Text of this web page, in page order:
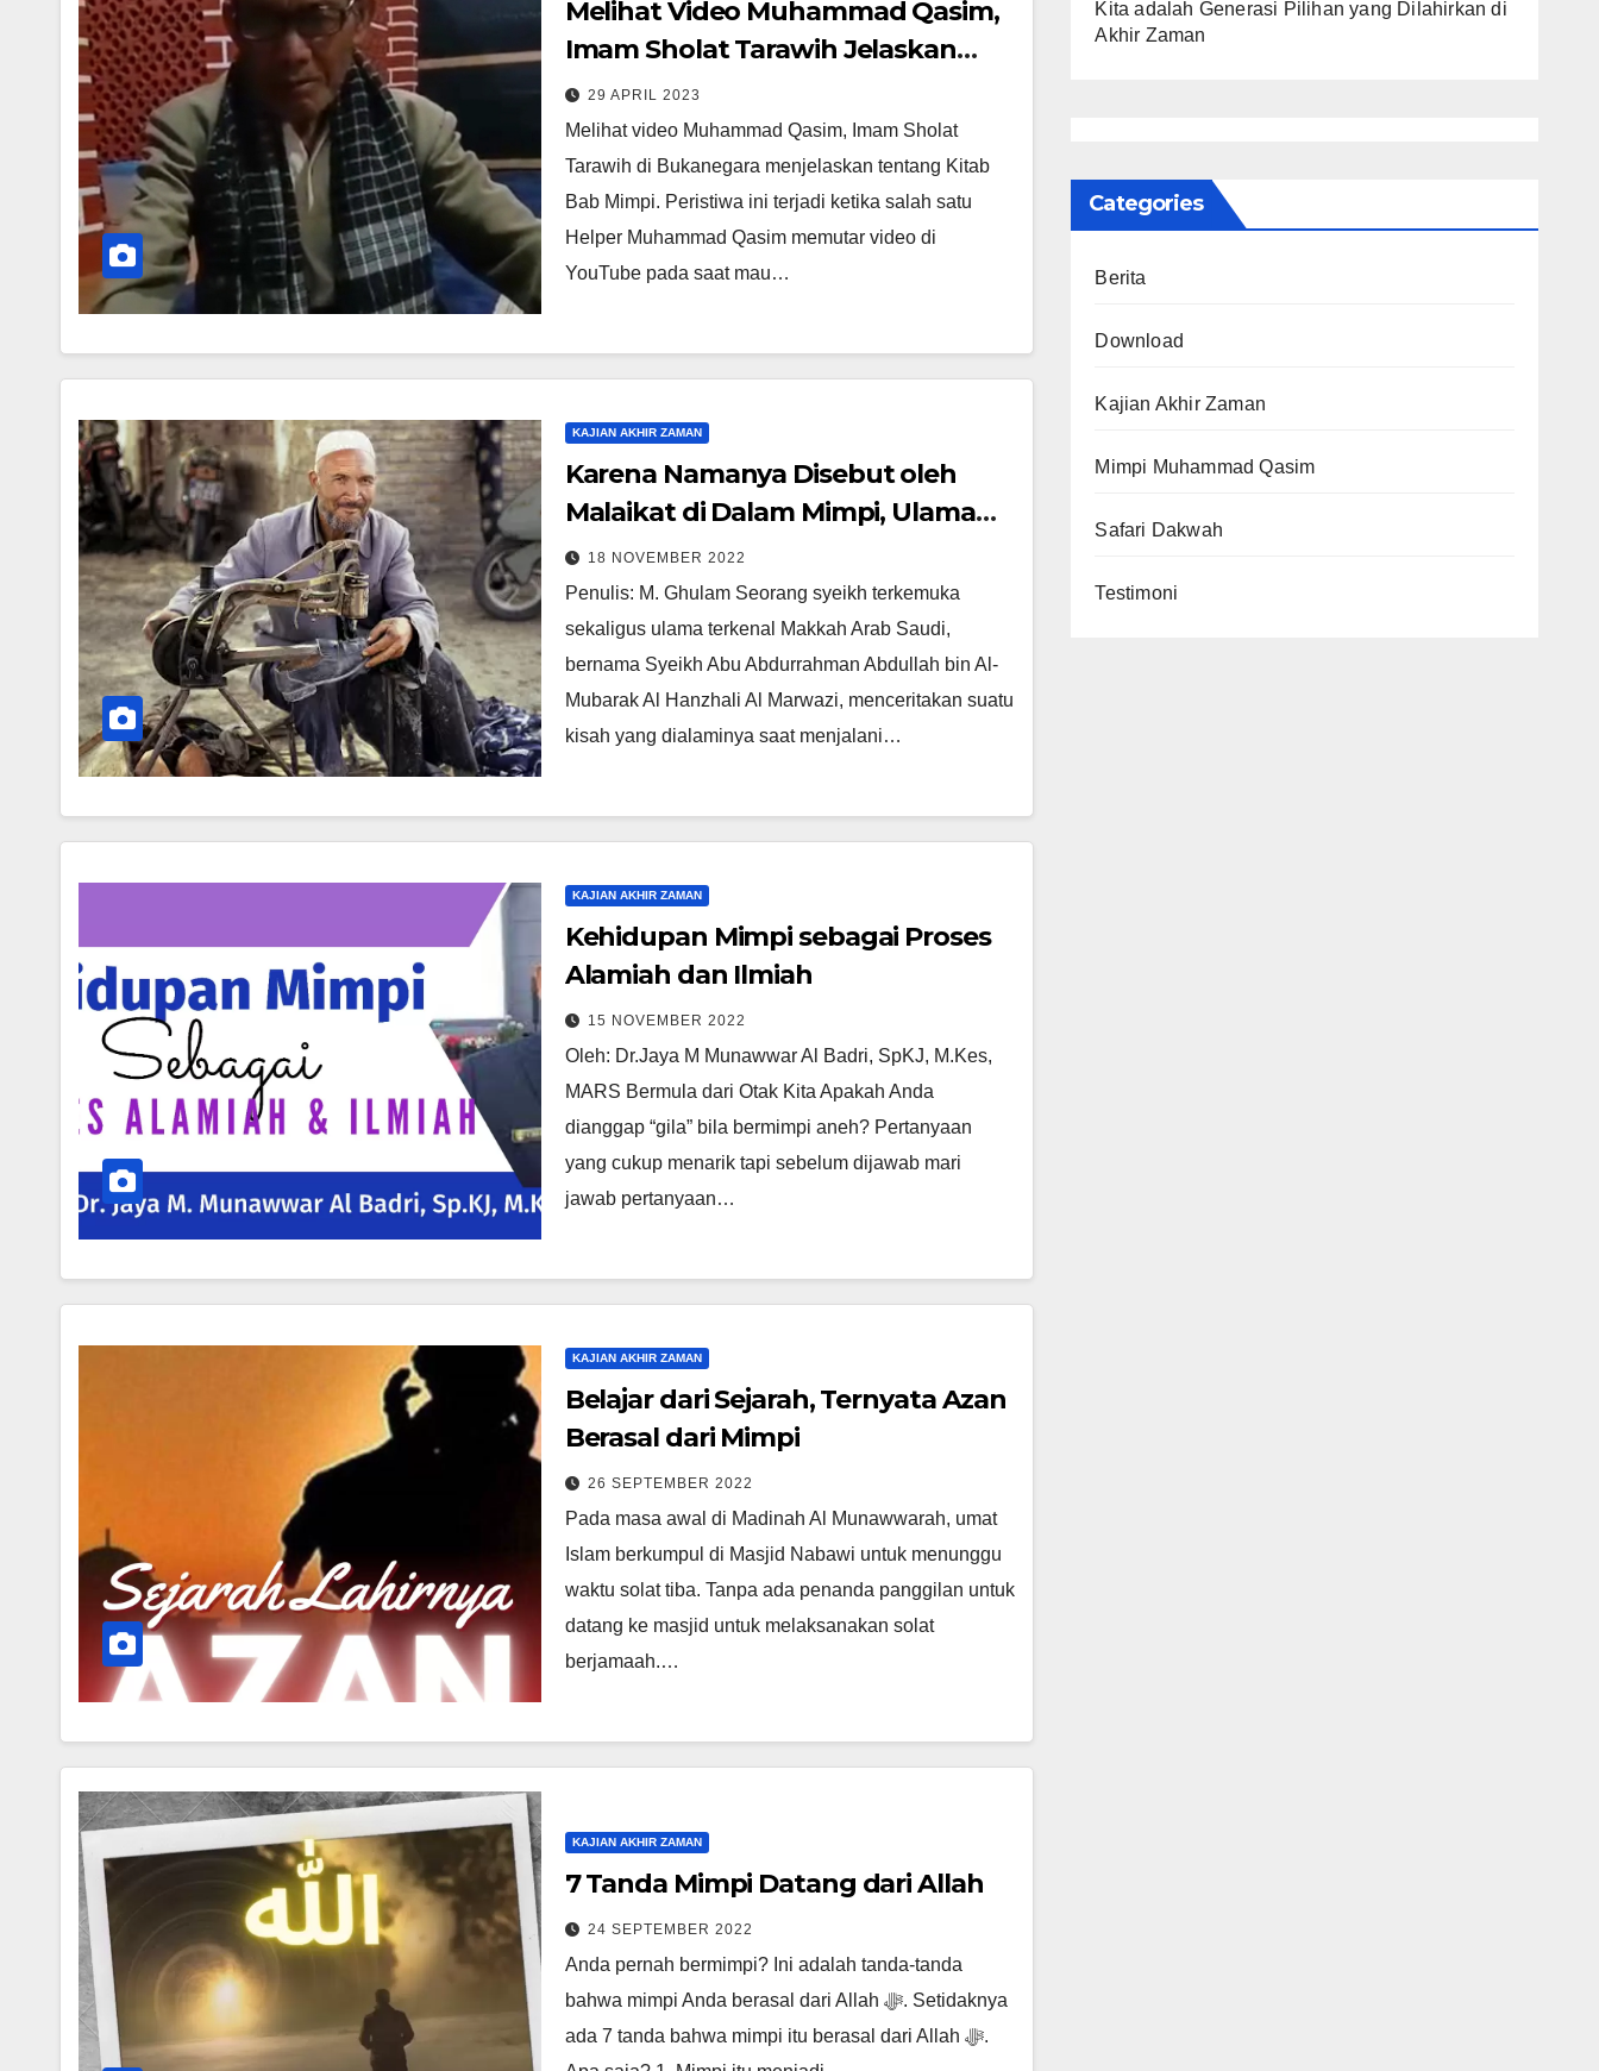
Melihat Video Muhammad Qasim,
Imam Sholat Tarawih Jelaskan
tentang Kitab Bab Mimpi
29 APRIL 2023
Melihat video Muhammad Qasim, Imam Sholat
Tarawih di Bukanegara menjelaskan tentang Kitab
Bab Mimpi. Peristiwa ini terjadi ketika salah satu
Helper Muhammad Qasim memutar video di
YouTube pada saat mau…
KAJIAN AKHIR ZAMAN
Karena Namanya Disebut oleh
Malaikat di Dalam Mimpi, Ulama
Mekkah Mencari Pria ini Hingga ke
Damaskus
18 NOVEMBER 2022
Penulis: M. Ghulam Seorang syeikh terkemuka
sekaligus ulama terkenal Makkah Arab Saudi,
bernama Syeikh Abu Abdurrahman Abdullah bin Al-
Mubarak Al Hanzhali Al Marwazi, menceritakan suatu
kisah yang dialaminya saat menjalani…
KAJIAN AKHIR ZAMAN
Kehidupan Mimpi sebagai Proses
Alamiah dan Ilmiah
15 NOVEMBER 2022
Oleh: Dr.Jaya M Munawwar Al Badri, SpKJ, M.Kes,
MARS Bermula dari Otak Kita Apakah Anda
dianggap “gila” bila bermimpi aneh? Pertanyaan
yang cukup menarik tapi sebelum dijawab mari
jawab pertanyaan…
KAJIAN AKHIR ZAMAN
Belajar dari Sejarah, Ternyata Azan
Berasal dari Mimpi
26 SEPTEMBER 2022
Pada masa awal di Madinah Al Munawwarah, umat
Islam berkumpul di Masjid Nabawi untuk menunggu
waktu solat tiba. Tanpa ada penanda panggilan untuk
datang ke masjid untuk melaksanakan solat
berjamaah.…
KAJIAN AKHIR ZAMAN
7 Tanda Mimpi Datang dari Allah
24 SEPTEMBER 2022
Anda pernah bermimpi? Ini adalah tanda-tanda
bahwa mimpi Anda berasal dari Allah ﷻ. Setidaknya
ada 7 tanda bahwa mimpi itu berasal dari Allah ﷻ.
Kita adalah Generasi Pilihan yang Dilahirkan di
Akhir Zaman
Categories
Berita
Download
Kajian Akhir Zaman
Mimpi Muhammad Qasim
Safari Dakwah
Testimoni